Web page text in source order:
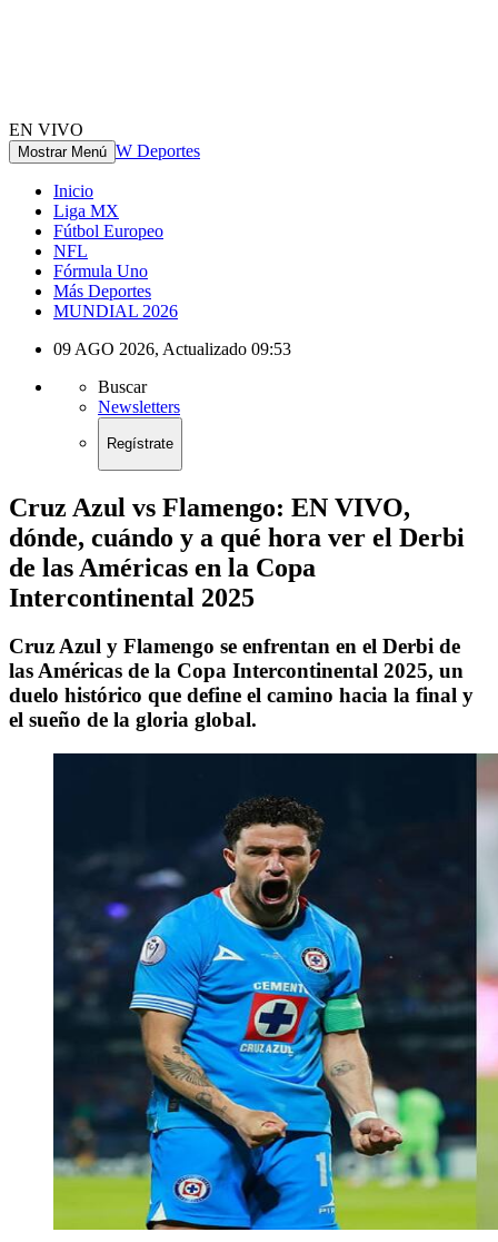
EN VIVO
Mostrar Menú W Deportes
Inicio
Liga MX
Fútbol Europeo
NFL
Fórmula Uno
Más Deportes
MUNDIAL 2026
09 AGO 2026, Actualizado 09:53
Buscar
Newsletters
Regístrate
Cruz Azul vs Flamengo: EN VIVO,
dónde, cuándo y a qué hora ver el Derbi
de las Américas en la Copa
Intercontinental 2025
Cruz Azul y Flamengo se enfrentan en el Derbi de
las Américas de la Copa Intercontinental 2025, un
duelo histórico que define el camino hacia la final y
el sueño de la gloria global.